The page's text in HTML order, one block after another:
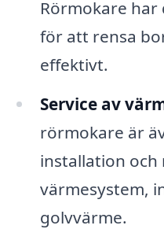
Rörmokare har
för att rensa
effektivt.
Service av
rörmokare är
installation
värmesystem,
golvvärme.